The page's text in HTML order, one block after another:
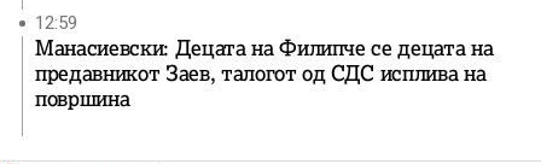
12:59
Манасиевски: Децата на Филипче се децата на
предавникот Заев, талогот од СДС исплива на
површина